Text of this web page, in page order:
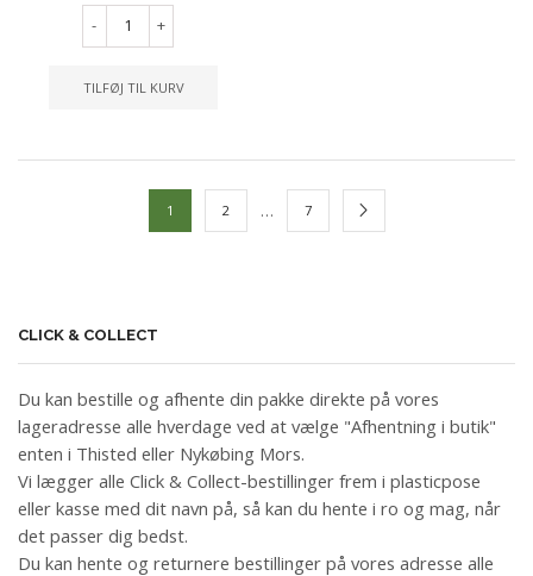
- +
TILFØJ TIL KURV
1 2 … 7
CLICK & COLLECT
Du kan bestille og afhente din pakke direkte på vores
lageradresse alle hverdage ved at vælge "Afhentning i butik"
enten i Thisted eller Nykøbing Mors.
Vi lægger alle Click & Collect-bestillinger frem i plasticpose
eller kasse med dit navn på, så kan du hente i ro og mag, når
det passer dig bedst.
Du kan hente og returnere bestillinger på vores adresse alle